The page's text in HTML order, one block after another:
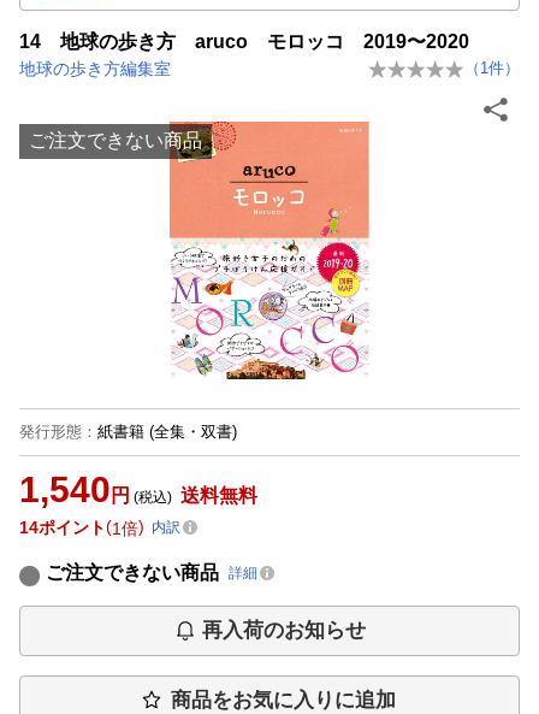
14 地球の歩き方 aruco モロッコ 2019〜2020
地球の歩き方編集室 （ 1件）
ご注文できない商品
発行形態 ： 紙書籍 (全集・双書)
1,540 円 (税込) 送料無料
14ポイント 1倍 内訳
ご注文できない商品 詳細
再入荷のお知らせ
商品をお気に入りに追加